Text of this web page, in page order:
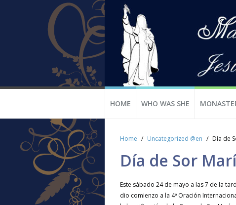
HOME WHO WAS SHE
Home Uncategorized @en Día de
Día de Sor
Este sábado 24 de mayo a las 7 de la
dio comienzo a la 4ª Oración